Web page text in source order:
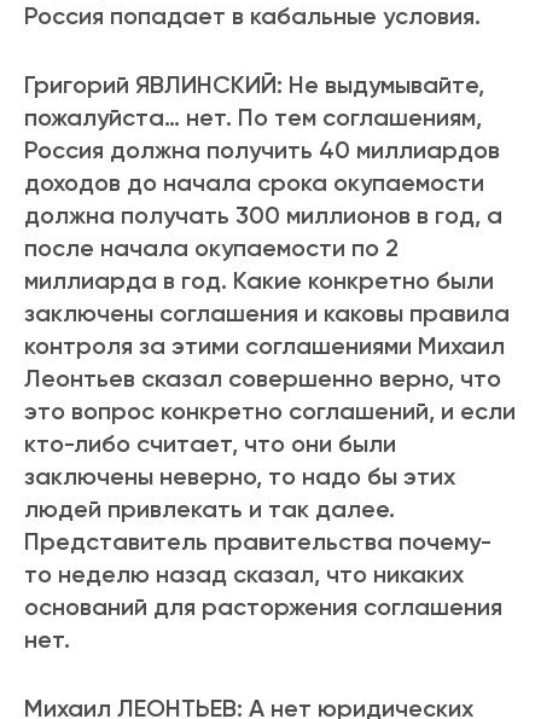
Россия попадает в кабальные условия.
Григорий ЯВЛИНСКИЙ: Не выдумывайте,
пожалуйста… нет. По тем соглашениям,
Россия должна получить 40 миллиардов
доходов до начала срока окупаемости
должна получать 300 миллионов в год, а
после начала окупаемости по 2
миллиарда в год. Какие конкретно были
заключены соглашения и каковы правила
контроля за этими соглашениями Михаил
Леонтьев сказал совершенно верно, что
это вопрос конкретно соглашений, и если
кто-либо считает, что они были
заключены неверно, то надо бы этих
людей привлекать и так далее.
Представитель правительства почему-
то неделю назад сказал, что никаких
оснований для расторжения соглашения
нет.
Михаил ЛЕОНТЬЕВ: А нет юридических